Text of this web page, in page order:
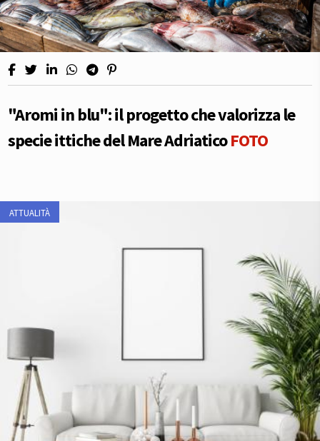
"Aromi in blu": il progetto che valorizza le
specie ittiche del Mare AdriaticoFOTO
ATTUALITÀ